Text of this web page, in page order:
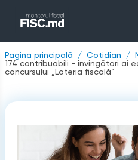
Pagina principală Cotidian
174 contribuabili - învingători ai
concursului „Loteria fiscală”